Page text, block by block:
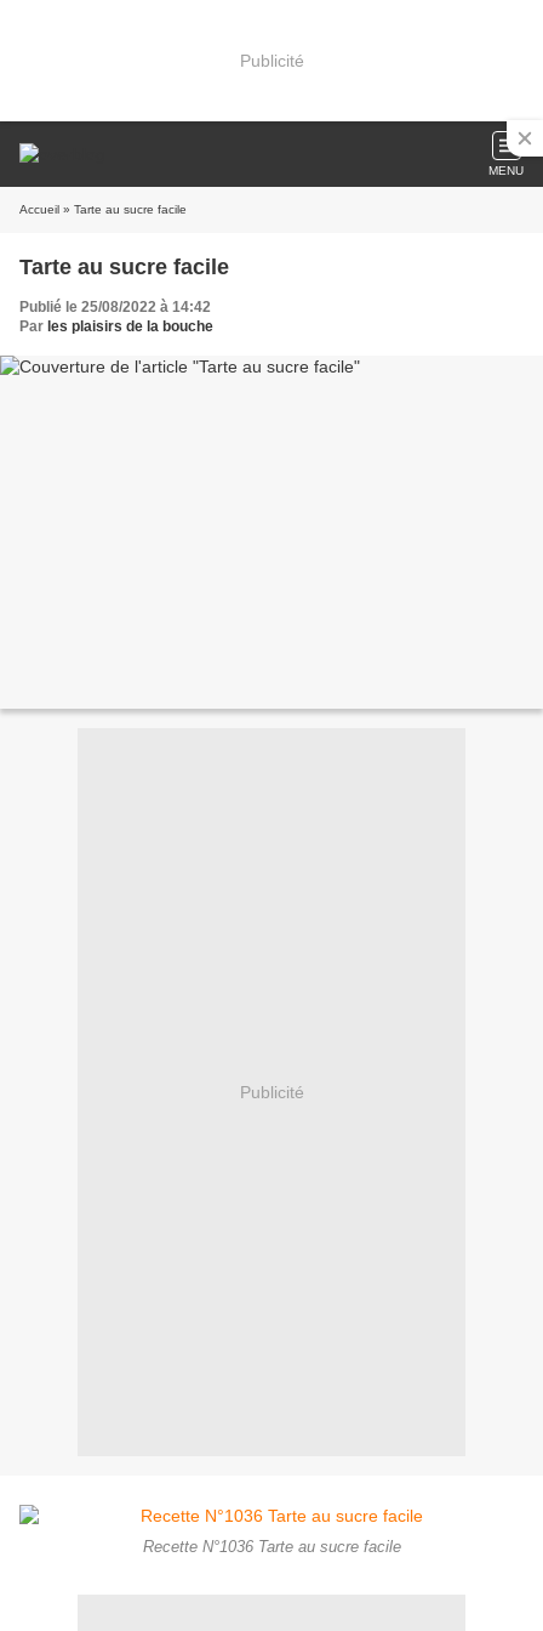
Publicité
MENU
Accueil » Tarte au sucre facile
Tarte au sucre facile
Publié le 25/08/2022 à 14:42
Par les plaisirs de la bouche
Publicité
Recette N°1036 Tarte au sucre facile